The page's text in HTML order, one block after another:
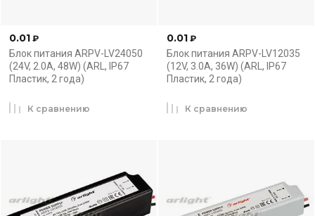
0.01 ₽
Блок питания ARPV-LV24050
(24V, 2.0A, 48W) (ARL, IP67
Пластик, 2 года)
К сравнению
0.01 ₽
Блок питания ARPV-LV12035
(12V, 3.0A, 36W) (ARL, IP67
Пластик, 2 года)
К сравнению